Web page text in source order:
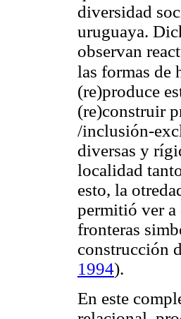
diversidad
uruguaya.
observan
las formas de
(re)produce
(re)construir
/inclusión-
diversas y
localidad
esto, la
permitió ver a
fronteras
construcción
1994).
En este